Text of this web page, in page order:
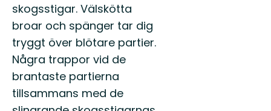
skogsstigar. Välskötta
broar och spänger tar dig
tryggt över blötare partier.
Några trappor vid de
brantaste partierna
tillsammans med de